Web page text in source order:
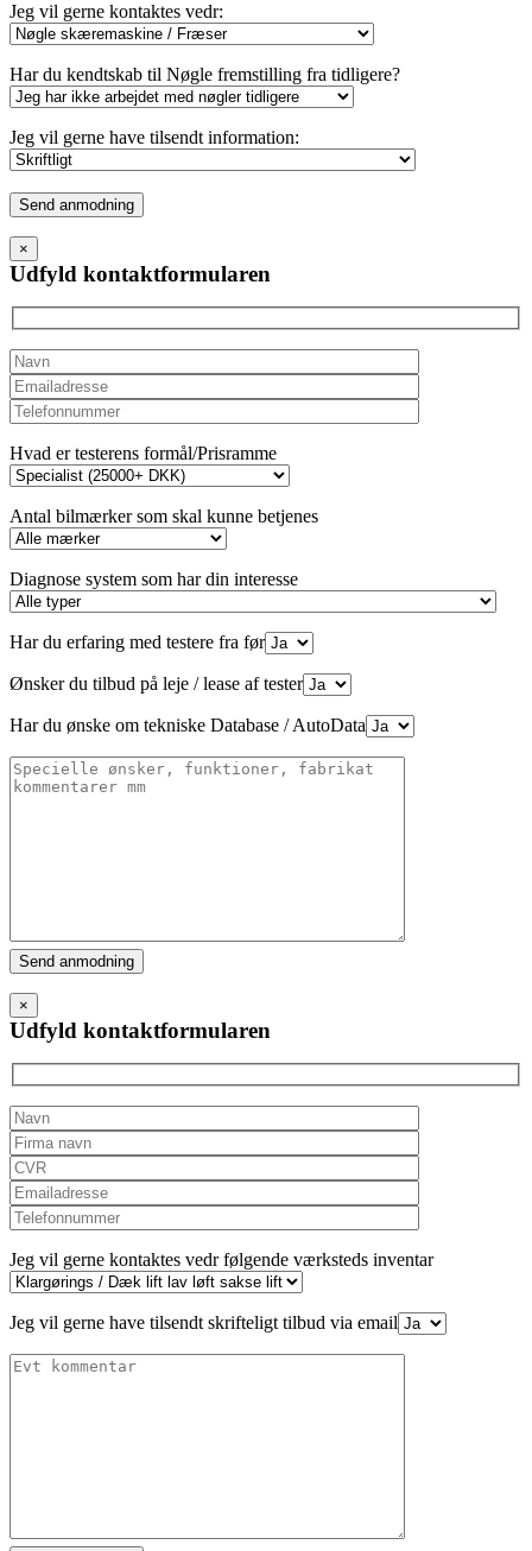
Jeg vil gerne kontaktes vedr:
Har du kendtskab til Nøgle fremstilling fra tidligere?
Jeg vil gerne have tilsendt information:
Please
leave
this
field
empty.
×
Udfyld kontaktformularen
Hvad er testerens formål/Prisramme
Antal bilmærker som skal kunne betjenes
Diagnose system som har din interesse
Har du erfaring med testere fra før
Ønsker du tilbud på leje / lease af tester
Har du ønske om tekniske Database / AutoData
Please
leave
this
field
empty.
×
Udfyld kontaktformularen
Jeg vil gerne kontaktes vedr følgende værksteds inventar
Jeg vil gerne have tilsendt skrifteligt tilbud via email